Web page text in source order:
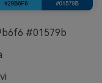
#01579b